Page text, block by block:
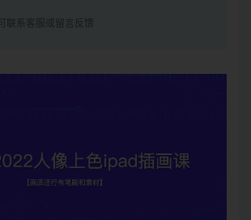
联系客服或留言反馈